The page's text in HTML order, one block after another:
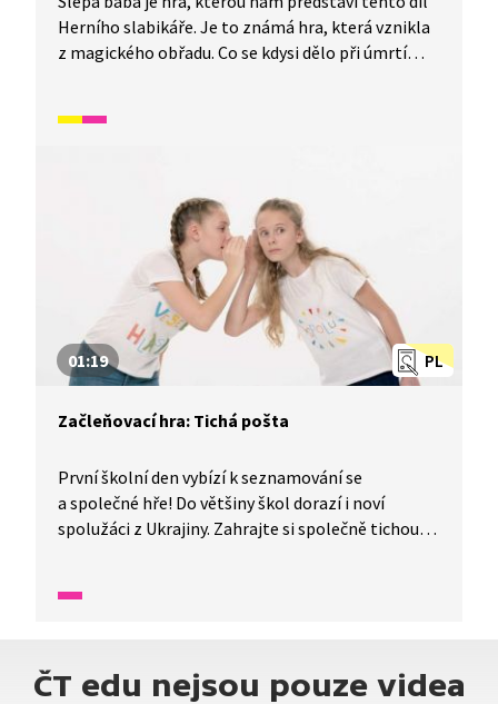
Herního slabikáře. Je to známá hra, která vznikla
z magického obřadu. Co se kdysi dělo při úmrtí
mateřským jazykem, pomocí tradičních českých
na rozvoj češtiny hrou.
PL
01:19
Začleňovací hra: Tichá pošta
První školní den vybízí k seznamování se
a společné hře! Do většiny škol dorazí i noví
spolužáci z Ukrajiny. Zahrajte si společně tichou
poté jej napíše na tabuli a vysvětlí ostatním jeho
ČT edu nejsou pouze videa